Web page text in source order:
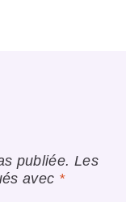
publiée. Les
avec *